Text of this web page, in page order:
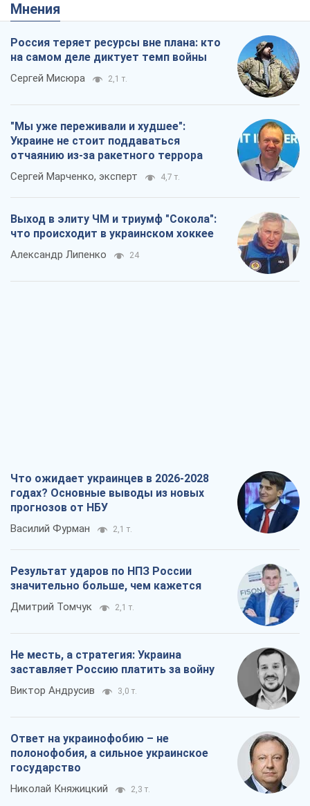
Мнения
Россия теряет ресурсы вне плана: кто
на самом деле диктует темп войны
Сергей Мисюра 2,1 т.
"Мы уже переживали и худшее":
Украине не стоит поддаваться
отчаянию из-за ракетного террора
Сергей Марченко, эксперт 4,7 т.
Выход в элиту ЧМ и триумф "Сокола":
что происходит в украинском хоккее
Александр Липенко 24
Что ожидает украинцев в 2026-2028
годах? Основные выводы из новых
прогнозов от НБУ
Василий Фурман 2,1 т.
Результат ударов по НПЗ России
значительно больше, чем кажется
Дмитрий Томчук 2,1 т.
Не месть, а стратегия: Украина
заставляет Россию платить за войну
Виктор Андрусив 3,0 т.
Ответ на украинофобию – не
полонофобия, а сильное украинское
государство
Николай Княжицкий 2,3 т.